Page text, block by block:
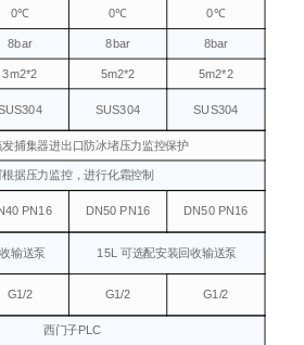
0℃ 0℃
0℃
8bar 8bar
8bar
3m2*2 5m2*2
5m2*2
SUS304 SUS304
发捕集器进出口防冰堵压力监控保护
根据压力监控，进行化霜控制
PN16 DN50 PN16 DN50 PN16
输送泵 15L 可选配安装回收输送泵
G1/2 G1/2 G1/2
西门子PLC